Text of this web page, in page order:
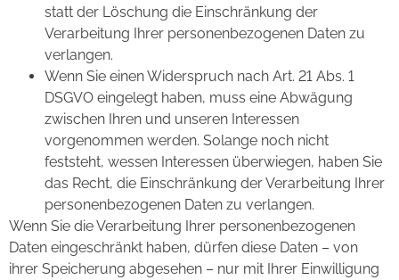
statt der Löschung die Einschränkung der
Verarbeitung Ihrer personenbezogenen Daten zu
verlangen.
Wenn Sie einen Widerspruch nach Art. 21 Abs. 1
DSGVO eingelegt haben, muss eine Abwägung
zwischen Ihren und unseren Interessen
vorgenommen werden. Solange noch nicht
feststeht, wessen Interessen überwiegen, haben Sie
das Recht, die Einschränkung der Verarbeitung Ihrer
personenbezogenen Daten zu verlangen.
Wenn Sie die Verarbeitung Ihrer personenbezogenen
Daten eingeschränkt haben, dürfen diese Daten – von
ihrer Speicherung abgesehen – nur mit Ihrer Einwilligung